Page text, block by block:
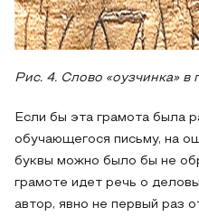
Рис. 4. Слово «оузчинка» в
Если бы эта грамота была
обучающегося письму, на
буквы можно было бы не
грамоте идет речь о
автор, явно не первый раз